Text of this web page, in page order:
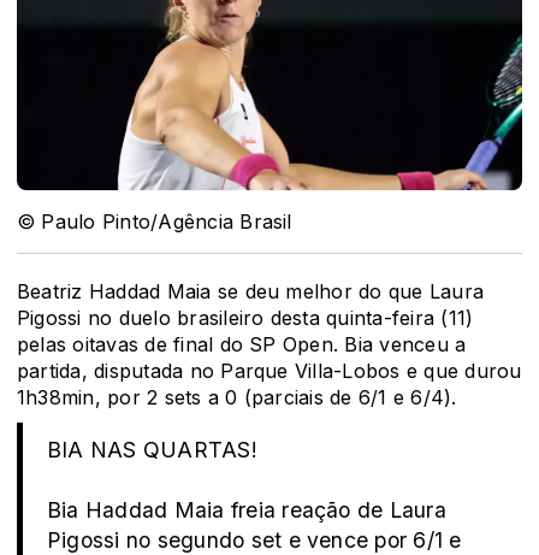
© Paulo Pinto/Agência Brasil
Beatriz Haddad Maia se deu melhor do que Laura
Pigossi no duelo brasileiro desta quinta-feira (11)
pelas oitavas de final do SP Open. Bia venceu a
partida, disputada no Parque Villa-Lobos e que durou
1h38min, por 2 sets a 0 (parciais de 6/1 e 6/4).
BIA NAS QUARTAS!
Bia Haddad Maia freia reação de Laura
Pigossi no segundo set e vence por 6/1 e